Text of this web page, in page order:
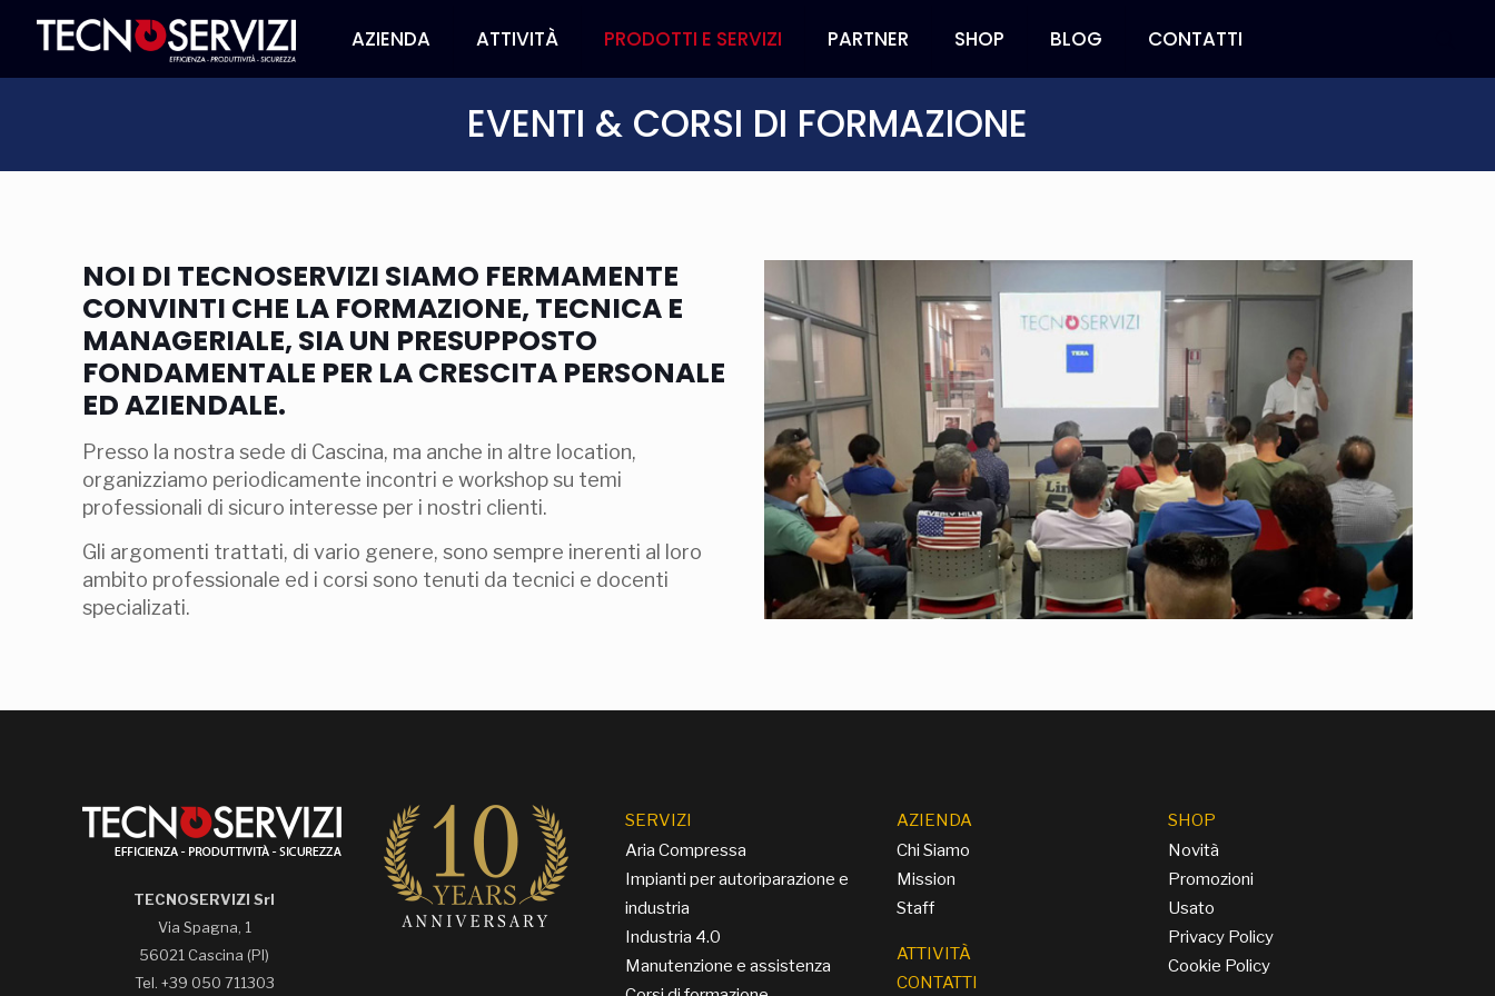
AZIENDA ATTIVITÀ PRODOTTI E SERVIZI PARTNER SHOP BLOG CONTATTI
EVENTI & CORSI DI FORMAZIONE
NOI DI TECNOSERVIZI SIAMO FERMAMENTE
CONVINTI CHE LA FORMAZIONE, TECNICA E
MANAGERIALE, SIA UN PRESUPPOSTO
FONDAMENTALE PER LA CRESCITA PERSONALE
ED AZIENDALE.
Presso la nostra sede di Cascina, ma anche in altre location,
organizziamo periodicamente incontri e workshop su temi
professionali di sicuro interesse per i nostri clienti.
Gli argomenti trattati, di vario genere, sono sempre inerenti al loro
ambito professionale ed i corsi sono tenuti da tecnici e docenti
specializati.
TECNOSERVIZI Srl
Via Spagna, 1
56021 Cascina (PI)
Tel. +39 050 711303
SERVIZI
Aria Compressa
Impianti per autoriparazione e
industria
Industria 4.0
Manutenzione e assistenza
AZIENDA
Chi Siamo
Mission
Staff
ATTIVITÀ
CONTATTI
SHOP
Novità
Promozioni
Usato
Privacy Policy
Cookie Policy